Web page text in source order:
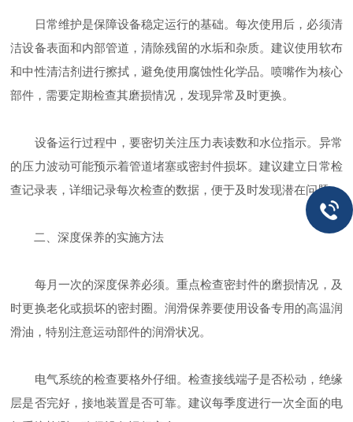
日常维护是保障设备稳定运行的基础。每次使用后，必须清
洁设备表面和内部管道，清除残留的水垢和杂质。建议使用软布
和中性清洁剂进行擦拭，避免使用腐蚀性化学品。喷嘴作为核心
部件，需要定期检查其磨损情况，发现异常及时更换。
设备运行过程中，要密切关注压力表读数和水位指示。异常
的压力波动可能预示着管道堵塞或密封件损坏。建议建立日常检
查记录表，详细记录每次检查的数据，便于及时发现潜在问题。
二、深度保养的实施方法
每月一次的深度保养必须。重点检查密封件的磨损情况，及
时更换老化或损坏的密封圈。润滑保养要使用设备专用的高温润
滑油，特别注意运动部件的润滑状况。
电气系统的检查要格外仔细。检查接线端子是否松动，绝缘
层是否完好，接地装置是否可靠。建议每季度进行一次全面的电